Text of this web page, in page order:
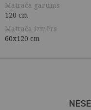
Matrača garums
120 cm
Matrača izmērs
60x120 cm